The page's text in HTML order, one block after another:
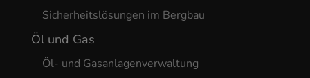
Sicherheitslösungen im Bergbau
Öl und Gas
Öl- und Gasanlagenverwaltung